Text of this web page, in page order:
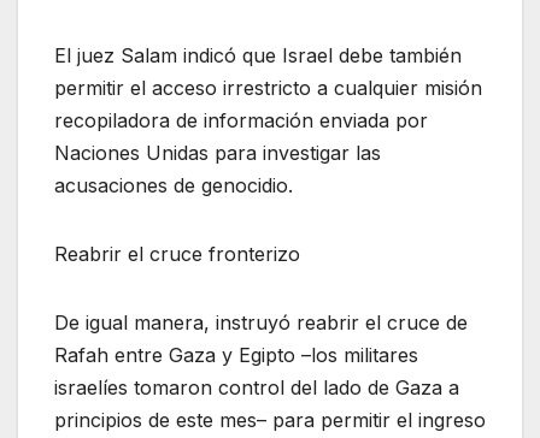
El juez Salam indicó que Israel debe también
permitir el acceso irrestricto a cualquier misión
recopiladora de información enviada por
Naciones Unidas para investigar las
acusaciones de genocidio.
Reabrir el cruce fronterizo
De igual manera, instruyó reabrir el cruce de
Rafah entre Gaza y Egipto –los militares
israelíes tomaron control del lado de Gaza a
principios de este mes– para permitir el ingreso